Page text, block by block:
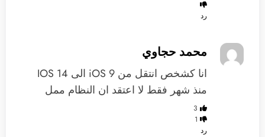
رد
محمد حجاوي
انا كشخص انتقل من iOS 9 الى IOS 14
منذ شهر فقط لا اعتقد ان النظام ممل
3
1
رد